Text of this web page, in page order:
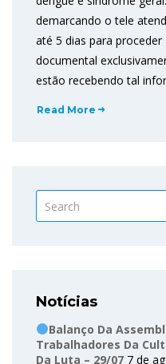
demarcando o tele
até 5 dias para
documental
estão recebendo tal
Read More
Notícias
Balanço Da
Trabalhadores Da
Da Luta – 29/07 7 de